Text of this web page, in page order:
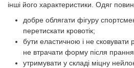
інші його характеристики. Одяг
добре облягати фігуру
перетискати кровотік;
бути еластичною і не сковувати
не втрачати форму після
утримувати у складі міцну